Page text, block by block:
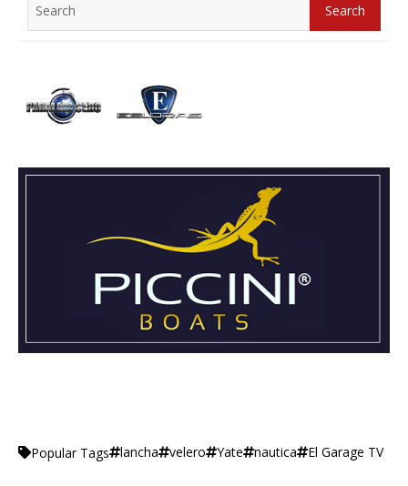
for:
Search
Popular Tags lancha velero Yate nautica El Garage TV